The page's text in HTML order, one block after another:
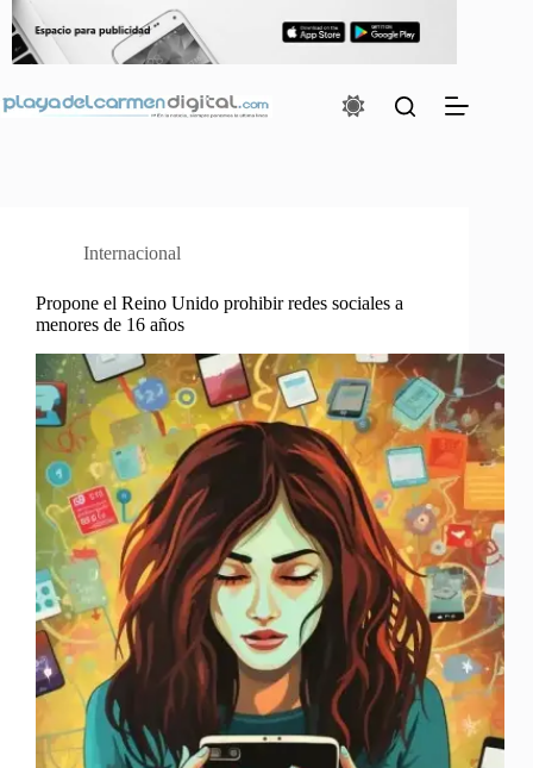
contenido
Internacional
Propone el Reino Unido prohibir redes sociales a
menores de 16 años